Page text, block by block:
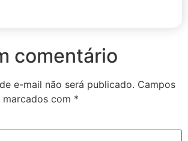
comentário
e-mail não será publicado. Campos
com *